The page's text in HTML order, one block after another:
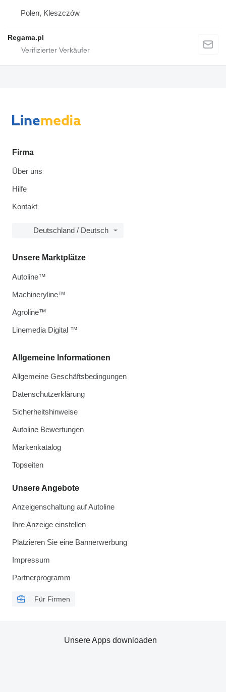
Polen, Kleszczów
Regama.pl
Firma
Über uns
Hilfe
Kontakt
Deutschland / Deutsch
Allgemeine Informationen
Allgemeine Geschäftsbedingungen
Datenschutzerklärung
Sicherheitshinweise
Autoline Bewertungen
Markenkatalog
Topseiten
Unsere Angebote
Anzeigenschaltung auf Autoline
Ihre Anzeige einstellen
Platzieren Sie eine Bannerwerbung
Impressum
Partnerprogramm
Für Firmen
Unsere Marktplätze
Autoline™
Machineryline™
Agroline™
Linemedia Digital ™
Unsere Apps downloaden